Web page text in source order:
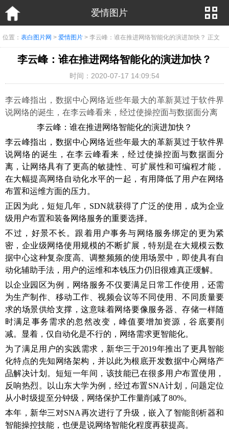
爱情图片
位置： 表白图片网 > 爱情图片 > 李云峰：谁在推进网络智能化的演进加快？ 正文
李云峰：谁在推进网络智能化的演进加快？
时间：2020-07-17 14:09:54
李云峰指出，数据中心网络近些年最大的革新莫过于软件界
说网络的诞生，在李云峰看来，经过使操控面与数据面分离
李云峰：谁在推进网络智能化的演进加快？
李云峰指出，数据中心网络近些年最大的革新莫过于软件界
说网络的诞生，在李云峰看来，经过使操控面与数据面分
离，让网络具有了更高的敏捷性、可扩展性和可编程才能，
在大幅提高网络自动化水平的一起，有用降低了用户在网络
布置和运维方面的压力。
正因为此，短短几年，SDN就获得了广泛的使用，成为企业
级用户布置和装备网络服务的重要选择。
不过，好景不长。跟着用户事务与网络服务绑定的更为紧
密，企业级网络使用规模的不断扩展，特别是在大规模云数
据中心这种复杂度高、调整频频的使用场景中，即使具有自
动化辅助手法，用户的运维和本钱压力仍旧很难真正缓解。
以企业园区为例，网络服务不仅要满足日常工作使用，还需
为生产制作、移动工作、视频会议等不同使用、不同质量要
求的场景供给支撑，这意味着网络要像服务器、存储一样随
时满足事务需求的忽然改变，峰值要增加资源，谷底要削
减。显着，仅自动化是不行的，网络需求更智能化。
为了满足用户的实践需求，新华三于2019年推出了更具智能
化特点的先知网络架构，并以此为根底开发数据中心网络产
品解决计划。短短一年间，该技能已在很多用户布置使用，
反响热烈。以山东大学为例，经过布置SNA计划，问题定位
从小时级提至分钟级，网络保护工作量削减了80%。
本年，新华三对SNA再次进行了升级，嵌入了智能剖析器和
智能操控技能，也便是说网络智能化程度再获提高。